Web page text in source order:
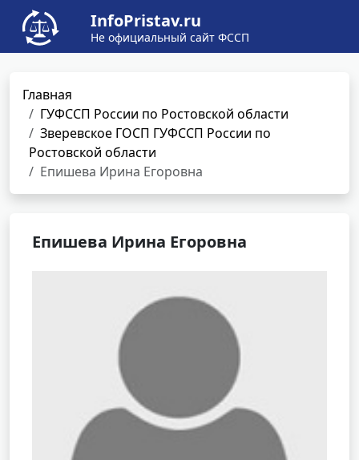
InfoPristav.ru
Не официальный сайт ФССП
Главная
ГУФССП России по Ростовской области
Зверевское ГОСП ГУФССП России по
Ростовской области
Епишева Ирина Егоровна
Епишева Ирина Егоровна